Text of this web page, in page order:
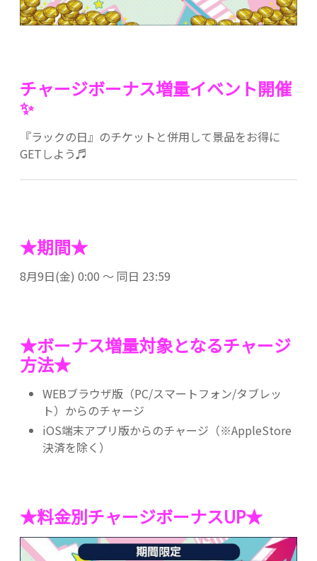
チャージボーナス増量イベント開催
✨
『ラックの日』のチケットと併用して景品をお得に
GETしよう♬
★期間★
8月9日(金) 0:00 ～ 同日 23:59
★ボーナス増量対象となるチャージ
方法★
WEBブラウザ版（PC/スマートフォン/タブレッ
ト）からのチャージ
iOS端末アプリ版からのチャージ（※AppleStore
決済を除く）
★料金別チャージボーナスUP★